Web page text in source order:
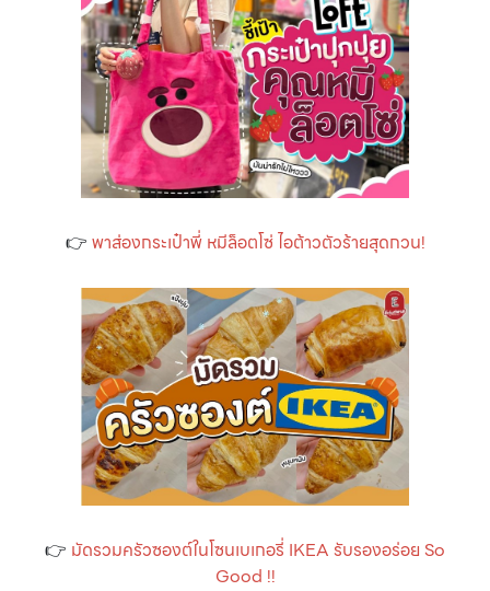
👉 พาส่องกระเป๋าพี่ หมีล็อตโซ่ ไอต้าวตัวร้ายสุดกวน!
👉 มัดรวมครัวซองต์ในโซนเบเกอรี่ IKEA รับรองอร่อย So
Good !!